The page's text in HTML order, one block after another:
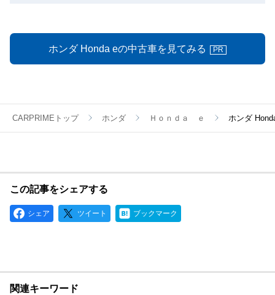
ホンダ Honda eの中古車を見てみる PR
CARPRIMEトップ ホンダ Ｈｏｎｄａ ｅ ホンダ
この記事をシェアする
シェア ツイート ブックマーク
関連キーワード